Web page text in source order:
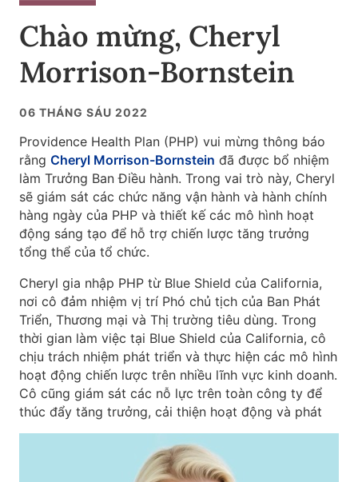
Chào mừng, Cheryl
Morrison-Bornstein
06 THÁNG SÁU 2022
Providence Health Plan (PHP) vui mừng thông báo
rằng Cheryl Morrison-Bornstein đã được bổ nhiệm
làm Trưởng Ban Điều hành. Trong vai trò này, Cheryl
sẽ giám sát các chức năng vận hành và hành chính
hàng ngày của PHP và thiết kế các mô hình hoạt
động sáng tạo để hỗ trợ chiến lược tăng trưởng
tổng thể của tổ chức.
Cheryl gia nhập PHP từ Blue Shield của California,
nơi cô đảm nhiệm vị trí Phó chủ tịch của Ban Phát
Triển, Thương mại và Thị trường tiêu dùng. Trong
thời gian làm việc tại Blue Shield của California, cô
chịu trách nhiệm phát triển và thực hiện các mô hình
hoạt động chiến lược trên nhiều lĩnh vực kinh doanh.
Cô cũng giám sát các nỗ lực trên toàn công ty để
thúc đẩy tăng trưởng, cải thiện hoạt động và phát